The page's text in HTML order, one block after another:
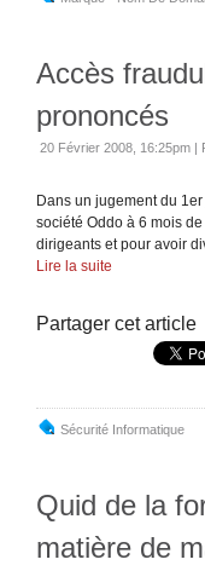
Accès
prononcés
20 Février 2008, 16:25pm |
Dans un jugement du
société Oddo à 6 mois
dirigeants et pour avoir
Lire la suite
Partager cet article
Sécurité Informatique
Quid de la
matière de